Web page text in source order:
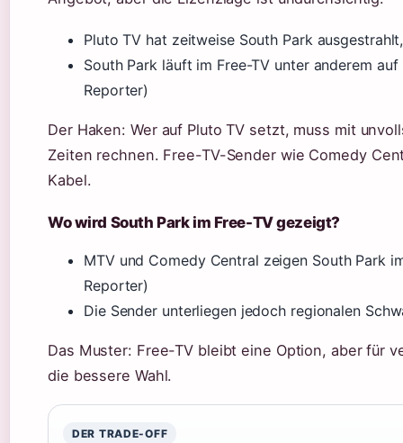
Pluto TV hat zeitweise South Park
South Park läuft im Free-TV unter anderem
Reporter)
Der Haken: Wer auf Pluto TV setzt, muss mit
Zeiten rechnen. Free-TV-Sender wie Comedy
Kabel.
Wo wird South Park im Free-TV gezeigt?
MTV und Comedy Central zeigen South Park
Reporter)
Die Sender unterliegen jedoch regionalen
Das Muster: Free-TV bleibt eine Option, aber für
die bessere Wahl.
DER TRADE-OFF